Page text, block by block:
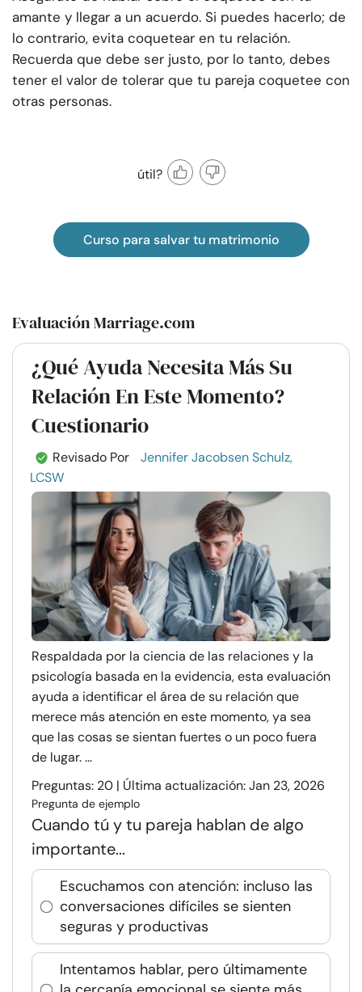
amante y llegar a un acuerdo. Si puedes hacerlo; de
lo contrario, evita coquetear en tu relación.
Recuerda que debe ser justo, por lo tanto, debes
tener el valor de tolerar que tu pareja coquetee con
otras personas.
útil?
Curso para salvar tu matrimonio
Evaluación Marriage.com
¿Qué Ayuda Necesita Más Su
Relación En Este Momento?
Cuestionario
Revisado Por
Jennifer Jacobsen Schulz,
LCSW
Respaldada por la ciencia de las relaciones y la
psicología basada en la evidencia, esta evaluación
ayuda a identificar el área de su relación que
merece más atención en este momento, ya sea
que las cosas se sientan fuertes o un poco fuera
de lugar. ...
Preguntas: 20 | Última actualización: Jan 23, 2026
Pregunta de ejemplo
Cuando tú y tu pareja hablan de algo
importante...
Escuchamos con atención: incluso las
conversaciones difíciles se sienten
seguras y productivas
Intentamos hablar, pero últimamente